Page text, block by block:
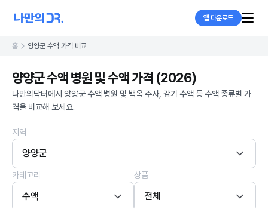
앱 다운로드
홈 양양군 수액 가격 비교
양양군 수액 병원 및 수액 가격 (2026)
나만의닥터에서 양양군 수액 병원 및 백옥 주사, 감기 수액 등 수액 종류별 가
격을 비교해 보세요.
지역
양양군
카테고리
수액
상품
전체